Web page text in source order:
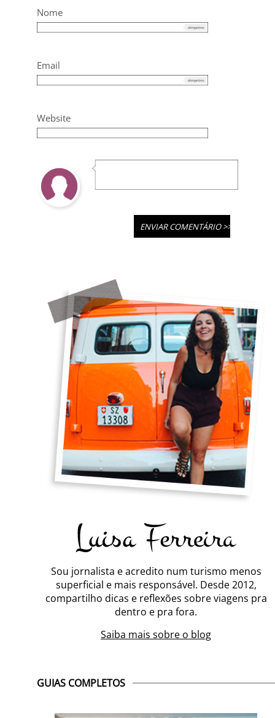
Nome
Email
Website
Sou jornalista e acredito num turismo menos
superficial e mais responsável. Desde 2012,
compartilho dicas e reflexões sobre viagens pra
dentro e pra fora.
Saiba mais sobre o blog
GUIAS COMPLETOS